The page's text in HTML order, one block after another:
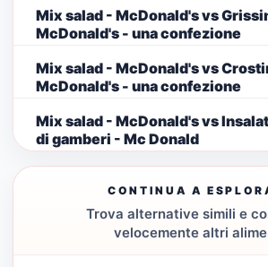
Mix salad - McDonald's vs
McDonald's - una confezione
Mix salad - McDonald's vs
McDonald's - una confezione
Mix salad - McDonald's vs
di gamberi - Mc Donald
CONTINUA A
Trova alternative simili e
velocemente altri